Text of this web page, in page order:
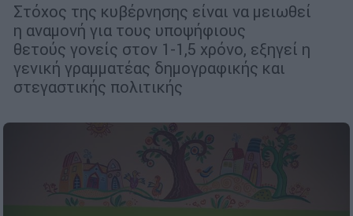
Στόχος της κυβέρνησης είναι να μειωθεί
η αναμονή για τους υποψήφιους
θετούς γονείς στον 1-1,5 χρόνο, εξηγεί η
γενική γραμματέας δημογραφικής και
στεγαστικής πολιτικής